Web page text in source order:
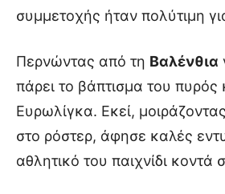
συμμετοχής ήταν πολύτιμη
Περνώντας από τη Βαλένθια
πάρει το βάπτισμα του πυρός
Ευρωλίγκα. Εκεί,
στο ρόστερ, άφησε καλές
αθλητικό του παιχνίδι κοντά